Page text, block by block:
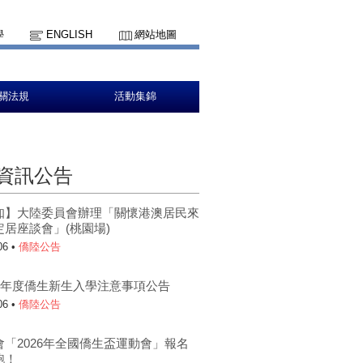
ENGLISH 網站地圖
法規 活動集錦
訊公告
】大陸委員會辦理「關懷港澳居民來
居座談會」(桃園場)
• 僑陸公告
度僑生新生入學注意事項公告
• 僑陸公告
「2026年全國僑生盃運動會」報名